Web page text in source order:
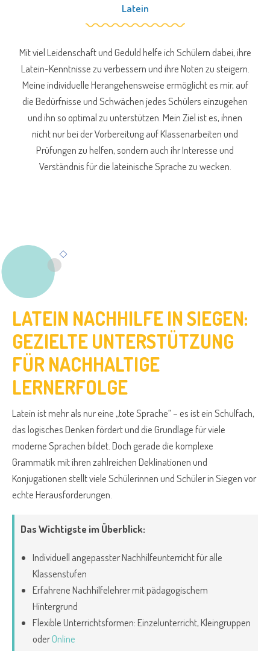
Latein
Mit viel Leidenschaft und Geduld helfe ich Schülern dabei, ihre
Latein-Kenntnisse zu verbessern und ihre Noten zu steigern.
Meine individuelle Herangehensweise ermöglicht es mir, auf
die Bedürfnisse und Schwächen jedes Schülers einzugehen
und ihn so optimal zu unterstützen. Mein Ziel ist es, ihnen
nicht nur bei der Vorbereitung auf Klassenarbeiten und
Prüfungen zu helfen, sondern auch ihr Interesse und
Verständnis für die lateinische Sprache zu wecken.
LATEIN NACHHILFE IN SIEGEN:
GEZIELTE UNTERSTÜTZUNG
FÜR NACHHALTIGE
LERNERFOLGE
Latein ist mehr als nur eine „tote Sprache“ – es ist ein Schulfach,
das logisches Denken fördert und die Grundlage für viele
moderne Sprachen bildet. Doch gerade die komplexe
Grammatik mit ihren zahlreichen Deklinationen und
Konjugationen stellt viele Schülerinnen und Schüler in Siegen vor
echte Herausforderungen.
Das Wichtigste im Überblick:
Individuell angepasster Nachhilfeunterricht für alle
Klassenstufen
Erfahrene Nachhilfelehrer mit pädagogischem
Hintergrund
Flexible Unterrichtsformen: Einzelunterricht, Kleingruppen
oderOnline